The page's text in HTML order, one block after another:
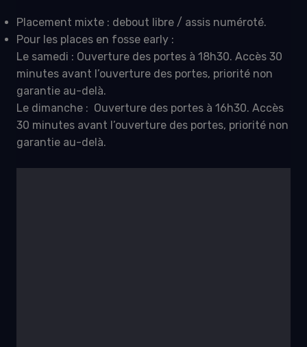
Placement mixte : debout libre / assis numéroté.
Pour les places en fosse early :
Le samedi : Ouverture des portes à 18h30. Accès 30
minutes avant l’ouverture des portes, priorité non
garantie au-delà.
Le dimanche : Ouverture des portes à 16h30. Accès
30 minutes avant l’ouverture des portes, priorité non
garantie au-delà.